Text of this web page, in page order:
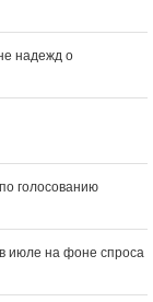
надежд о
голосованию
июле на фоне спроса